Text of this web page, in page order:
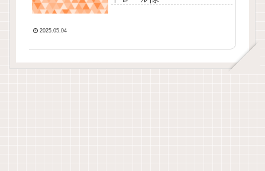
2025.05.04